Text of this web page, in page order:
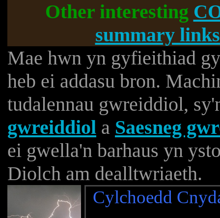
Other interesting
summary
Mae hwn yn gyfieithiad
heb ei addasu bron.
tudalennau gwreiddiol,
gwreiddiol a Saesneg
ei gwella'n barhaus yn
Diolch am dealltwriaeth.
Cylchoedd